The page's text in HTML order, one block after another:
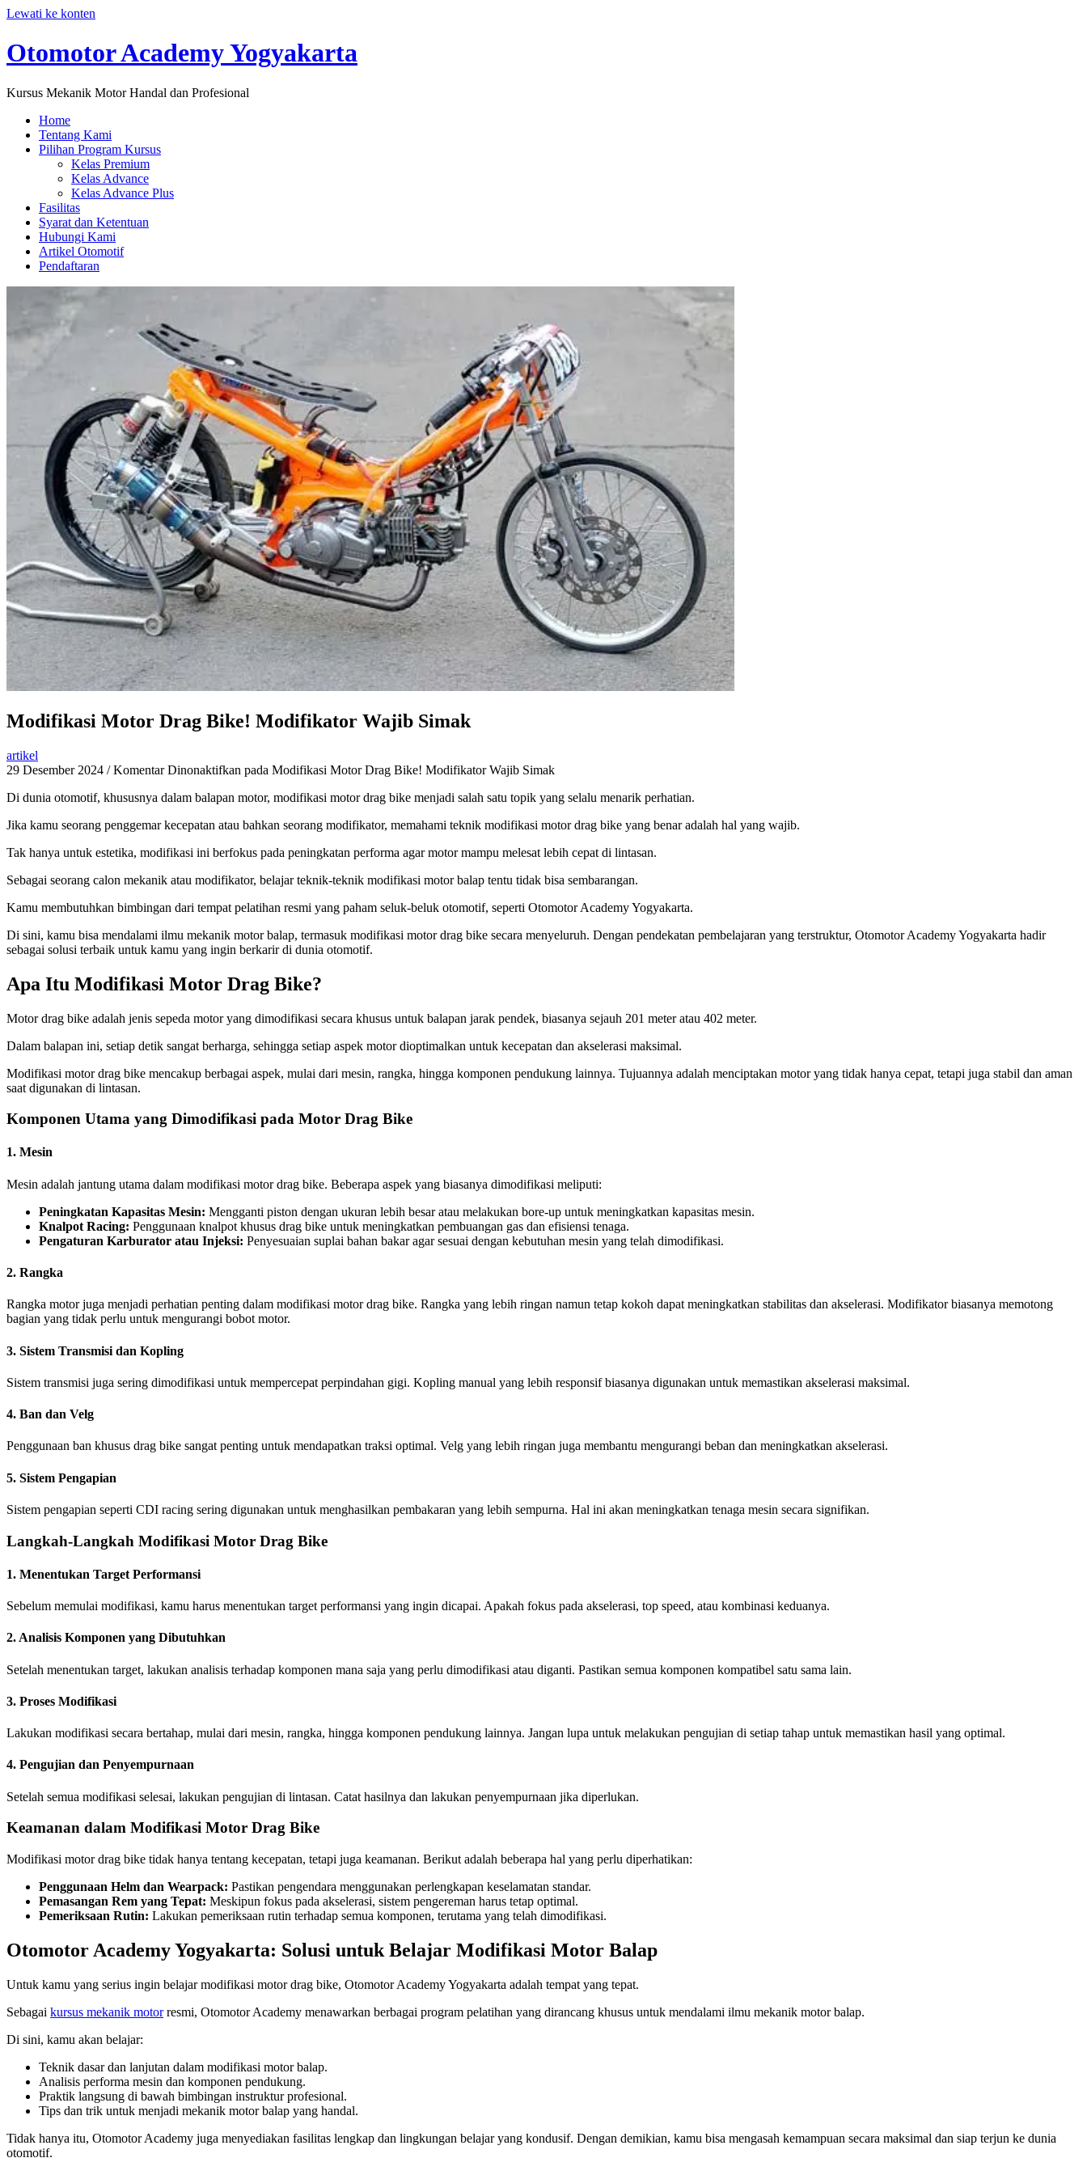
Lewati ke konten
Otomotor Academy Yogyakarta
Kursus Mekanik Motor Handal dan Profesional
Home
Tentang Kami
Pilihan Program Kursus
Kelas Premium
Kelas Advance
Kelas Advance Plus
Fasilitas
Syarat dan Ketentuan
Hubungi Kami
Artikel Otomotif
Pendaftaran
Modifikasi Motor Drag Bike! Modifikator Wajib Simak
artikel
29 Desember 2024 / Komentar Dinonaktifkan pada Modifikasi Motor Drag Bike! Modifikator Wajib Simak
Di dunia otomotif, khususnya dalam balapan motor, modifikasi motor drag bike menjadi salah satu topik yang selalu menarik perhatian.
Jika kamu seorang penggemar kecepatan atau bahkan seorang modifikator, memahami teknik modifikasi motor drag bike yang benar adalah hal yang wajib.
Tak hanya untuk estetika, modifikasi ini berfokus pada peningkatan performa agar motor mampu melesat lebih cepat di lintasan.
Sebagai seorang calon mekanik atau modifikator, belajar teknik-teknik modifikasi motor balap tentu tidak bisa sembarangan.
Kamu membutuhkan bimbingan dari tempat pelatihan resmi yang paham seluk-beluk otomotif, seperti Otomotor Academy Yogyakarta.
Di sini, kamu bisa mendalami ilmu mekanik motor balap, termasuk modifikasi motor drag bike secara menyeluruh. Dengan pendekatan pembelajaran yang terstruktur, Otomotor Academy Yogyakarta hadir
sebagai solusi terbaik untuk kamu yang ingin berkarir di dunia otomotif.
Apa Itu Modifikasi Motor Drag Bike?
Motor drag bike adalah jenis sepeda motor yang dimodifikasi secara khusus untuk balapan jarak pendek, biasanya sejauh 201 meter atau 402 meter.
Dalam balapan ini, setiap detik sangat berharga, sehingga setiap aspek motor dioptimalkan untuk kecepatan dan akselerasi maksimal.
Modifikasi motor drag bike mencakup berbagai aspek, mulai dari mesin, rangka, hingga komponen pendukung lainnya. Tujuannya adalah menciptakan motor yang tidak hanya cepat, tetapi juga stabil dan aman
saat digunakan di lintasan.
Komponen Utama yang Dimodifikasi pada Motor Drag Bike
1. Mesin
Mesin adalah jantung utama dalam modifikasi motor drag bike. Beberapa aspek yang biasanya dimodifikasi meliputi:
Peningkatan Kapasitas Mesin: Mengganti piston dengan ukuran lebih besar atau melakukan bore-up untuk meningkatkan kapasitas mesin.
Knalpot Racing: Penggunaan knalpot khusus drag bike untuk meningkatkan pembuangan gas dan efisiensi tenaga.
Pengaturan Karburator atau Injeksi: Penyesuaian suplai bahan bakar agar sesuai dengan kebutuhan mesin yang telah dimodifikasi.
2. Rangka
Rangka motor juga menjadi perhatian penting dalam modifikasi motor drag bike. Rangka yang lebih ringan namun tetap kokoh dapat meningkatkan stabilitas dan akselerasi. Modifikator biasanya memotong
bagian yang tidak perlu untuk mengurangi bobot motor.
3. Sistem Transmisi dan Kopling
Sistem transmisi juga sering dimodifikasi untuk mempercepat perpindahan gigi. Kopling manual yang lebih responsif biasanya digunakan untuk memastikan akselerasi maksimal.
4. Ban dan Velg
Penggunaan ban khusus drag bike sangat penting untuk mendapatkan traksi optimal. Velg yang lebih ringan juga membantu mengurangi beban dan meningkatkan akselerasi.
5. Sistem Pengapian
Sistem pengapian seperti CDI racing sering digunakan untuk menghasilkan pembakaran yang lebih sempurna. Hal ini akan meningkatkan tenaga mesin secara signifikan.
Langkah-Langkah Modifikasi Motor Drag Bike
1. Menentukan Target Performansi
Sebelum memulai modifikasi, kamu harus menentukan target performansi yang ingin dicapai. Apakah fokus pada akselerasi, top speed, atau kombinasi keduanya.
2. Analisis Komponen yang Dibutuhkan
Setelah menentukan target, lakukan analisis terhadap komponen mana saja yang perlu dimodifikasi atau diganti. Pastikan semua komponen kompatibel satu sama lain.
3. Proses Modifikasi
Lakukan modifikasi secara bertahap, mulai dari mesin, rangka, hingga komponen pendukung lainnya. Jangan lupa untuk melakukan pengujian di setiap tahap untuk memastikan hasil yang optimal.
4. Pengujian dan Penyempurnaan
Setelah semua modifikasi selesai, lakukan pengujian di lintasan. Catat hasilnya dan lakukan penyempurnaan jika diperlukan.
Keamanan dalam Modifikasi Motor Drag Bike
Modifikasi motor drag bike tidak hanya tentang kecepatan, tetapi juga keamanan. Berikut adalah beberapa hal yang perlu diperhatikan:
Penggunaan Helm dan Wearpack: Pastikan pengendara menggunakan perlengkapan keselamatan standar.
Pemasangan Rem yang Tepat: Meskipun fokus pada akselerasi, sistem pengereman harus tetap optimal.
Pemeriksaan Rutin: Lakukan pemeriksaan rutin terhadap semua komponen, terutama yang telah dimodifikasi.
Otomotor Academy Yogyakarta: Solusi untuk Belajar Modifikasi Motor Balap
Untuk kamu yang serius ingin belajar modifikasi motor drag bike, Otomotor Academy Yogyakarta adalah tempat yang tepat.
Sebagai kursus mekanik motorresmi, Otomotor Academy menawarkan berbagai program pelatihan yang dirancang khusus untuk mendalami ilmu mekanik motor balap.
Di sini, kamu akan belajar:
Teknik dasar dan lanjutan dalam modifikasi motor balap.
Analisis performa mesin dan komponen pendukung.
Praktik langsung di bawah bimbingan instruktur profesional.
Tips dan trik untuk menjadi mekanik motor balap yang handal.
Tidak hanya itu, Otomotor Academy juga menyediakan fasilitas lengkap dan lingkungan belajar yang kondusif. Dengan demikian, kamu bisa mengasah kemampuan secara maksimal dan siap terjun ke dunia
otomotif.